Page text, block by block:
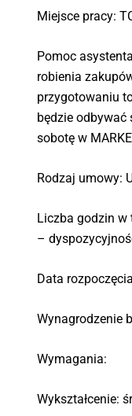
Miejsce pracy:
Pomoc
robienia
przygotowaniu
będzie odbywać
sobotę w
Rodzaj umowy:
Liczba godzin
–
Data
Wynagrodzenie
Wymagania:
Wykształcenie: